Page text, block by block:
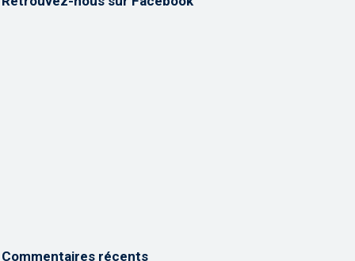
Commentaires récents